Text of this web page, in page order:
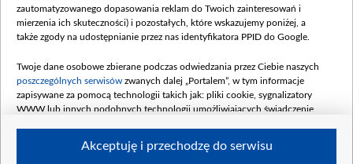
Dofinansowanie 900 000 000,00 PLN
Data podpisania umowy: LUTY 2026 (wpłata
kwiecień 180 mln, 7 maja 180 mln, 8
czerwca 90 mln)
Dofinansowanie 250 000 000,00 PLN
4 sierpnia 250 mln
zautomatyzowanego dopasowania reklam do Twoich zainteresowań i
mierzenia ich skuteczności) i pozostałych, które wskazujemy poniżej, a
także zgody na udostępnianie przez nas identyfikatora PPID do Google.
Twoje dane osobowe zbierane podczas odwiedzania przez Ciebie naszych
poszczególnych serwisów zwanych dalej „Portalem”, w tym informacje
zapisywane za pomocą technologii takich jak: pliki cookie, sygnalizatory
WWW lub innych podobnych technologii umożliwiających świadczenie
Akceptuję i przechodzę do serwisu